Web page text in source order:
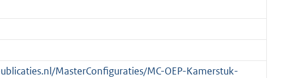
MasterConfiguraties/MC-OEP-Kamerstuk-